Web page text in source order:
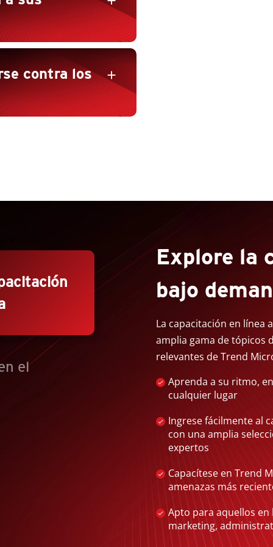
contra los
add
Explore la
bajo
La capacitación en línea
amplia gama de tópicos
relevantes de Trend
Aprenda a su ritmo,
cualquier lugar
Ingrese fácilmente al
con una amplia
expertos
Capacítese en Trend
amenazas más
Apto para aquellos en
marketing,
el